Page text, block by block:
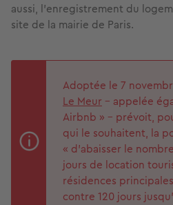
aussi, l’enregistrement du
site de la mairie de Paris.
Adoptée le 7
Le Meur – appelée
Airbnb » – prévoit,
qui le souhaitent, la
« d’abaisser le
jours de location
résidences
contre 120 jours